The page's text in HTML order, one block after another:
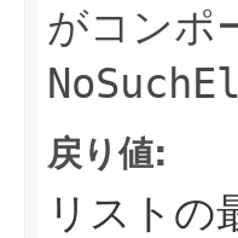
がコンポ
戻り値:
リストの